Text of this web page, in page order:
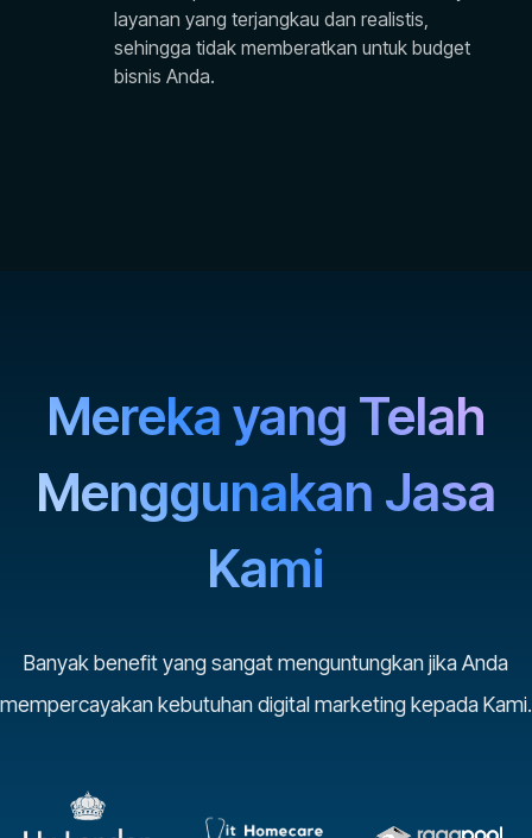
layanan yang terjangkau dan realistis,
sehingga tidak memberatkan untuk budget
bisnis Anda.
Mereka yang Telah
Menggunakan Jasa
Kami
Banyak benefit yang sangat menguntungkan jika Anda
mempercayakan kebutuhan digital marketing kepada Kami.